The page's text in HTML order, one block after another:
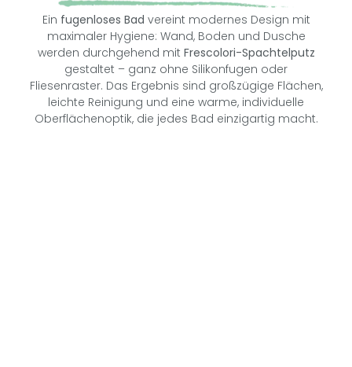
Ein fugenloses Bad vereint modernes Design mit
maximaler Hygiene: Wand, Boden und Dusche
werden durchgehend mit Frescolori-Spachtelputz
gestaltet – ganz ohne Silikonfugen oder
Fliesenraster. Das Ergebnis sind großzügige Flächen,
leichte Reinigung und eine warme, individuelle
Oberflächenoptik, die jedes Bad einzigartig macht.